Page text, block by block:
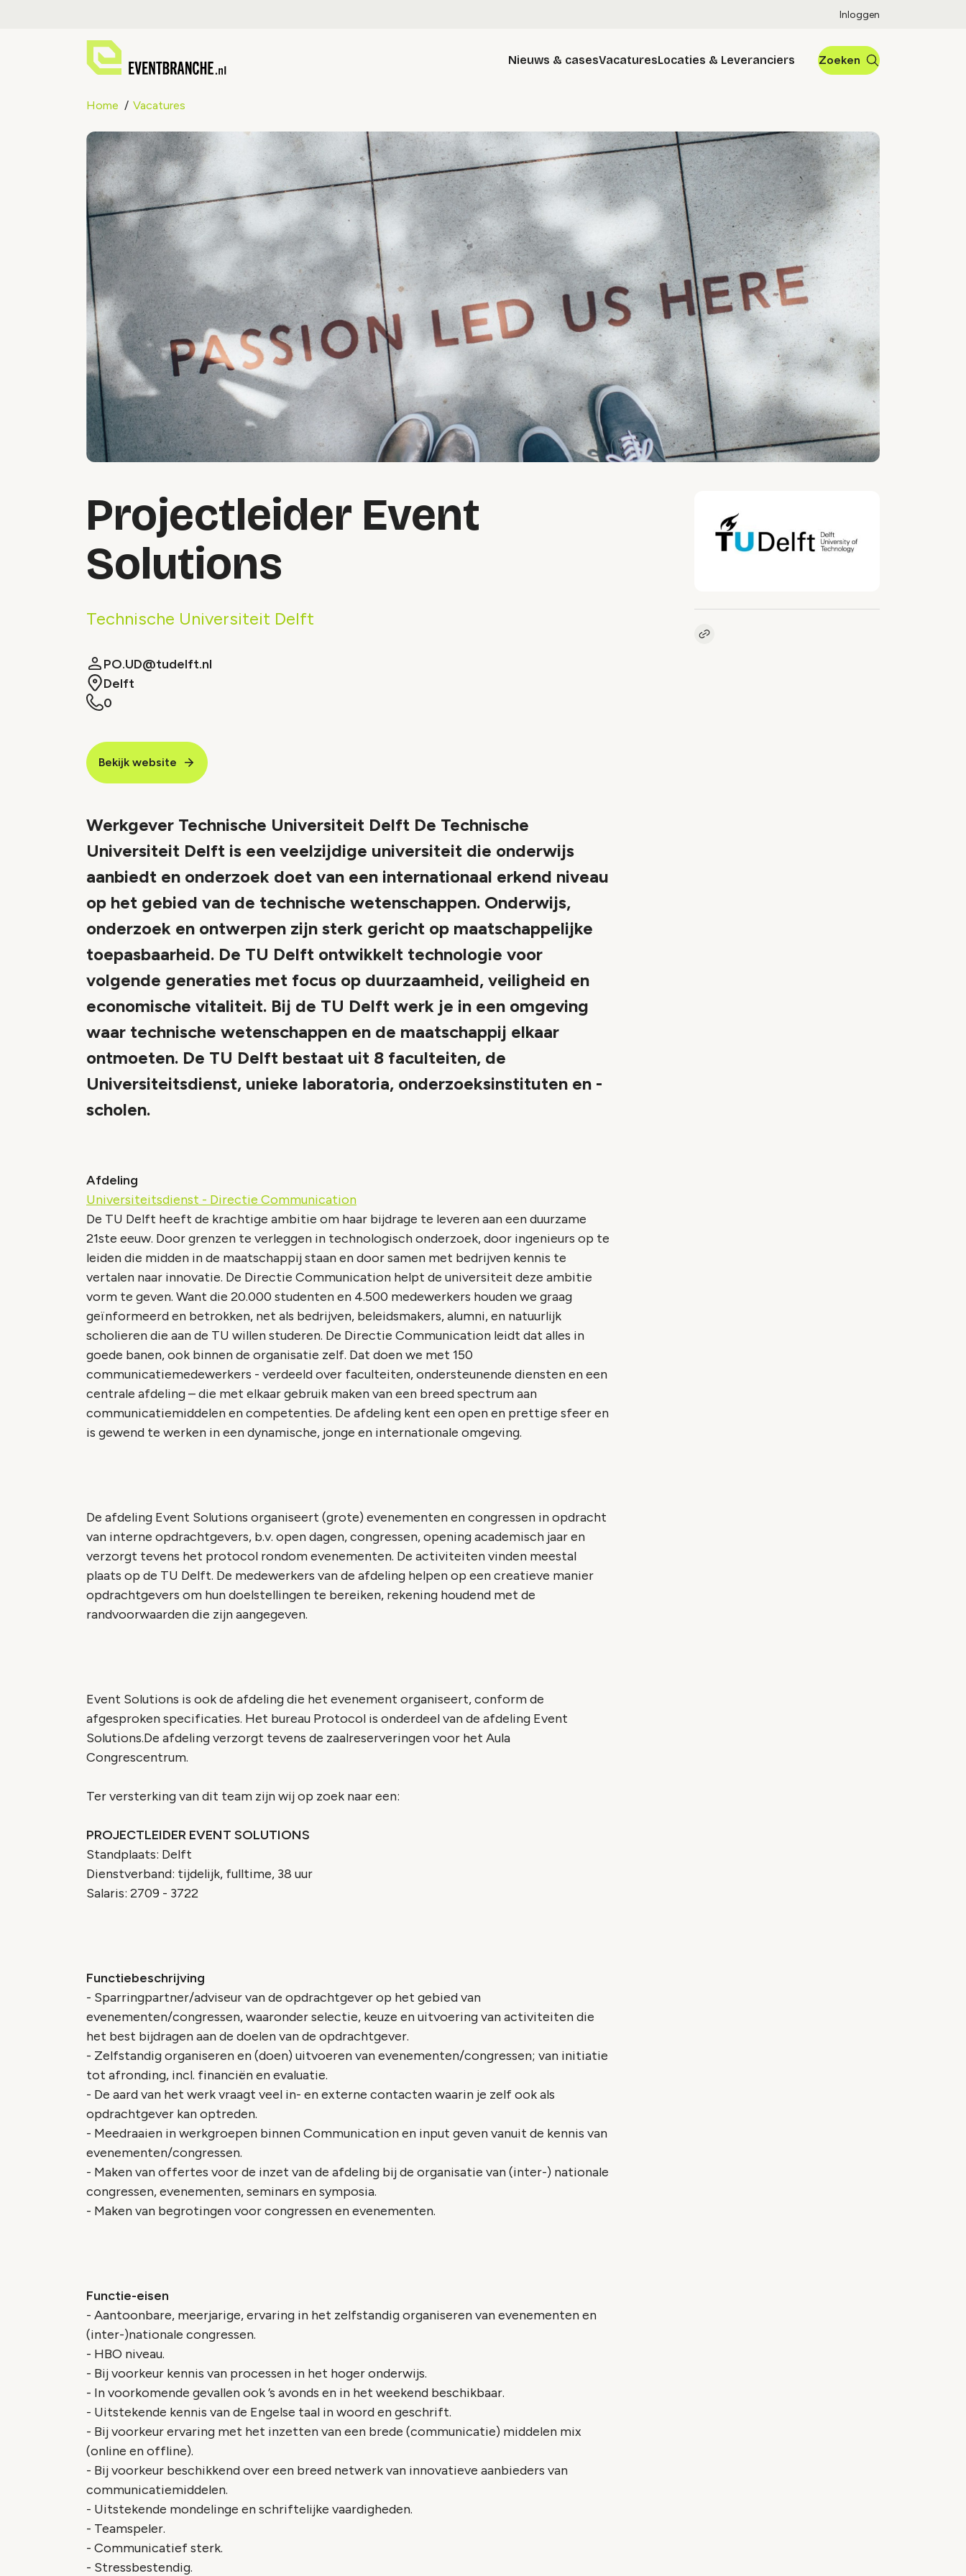
Inloggen
Nieuws & casesVacaturesLocaties & Leveranciers Zoeken
Home Vacatures
Projectleider Event
Solutions
Technische Universiteit Delft
PO.UD@tudelft.nl
Delft
0
Bekijk website
Kopieer link naar vacature
Werkgever Technische Universiteit Delft De Technische
Universiteit Delft is een veelzijdige universiteit die onderwijs
aanbiedt en onderzoek doet van een internationaal erkend niveau
op het gebied van de technische wetenschappen. Onderwijs,
onderzoek en ontwerpen zijn sterk gericht op maatschappelijke
toepasbaarheid. De TU Delft ontwikkelt technologie voor
volgende generaties met focus op duurzaamheid, veiligheid en
economische vitaliteit. Bij de TU Delft werk je in een omgeving
waar technische wetenschappen en de maatschappij elkaar
ontmoeten. De TU Delft bestaat uit 8 faculteiten, de
Universiteitsdienst, unieke laboratoria, onderzoeksinstituten en -
scholen.
Afdeling
Universiteitsdienst - Directie Communication
De TU Delft heeft de krachtige ambitie om haar bijdrage te leveren aan een duurzame
21ste eeuw. Door grenzen te verleggen in technologisch onderzoek, door ingenieurs op te
leiden die midden in de maatschappij staan en door samen met bedrijven kennis te
vertalen naar innovatie. De Directie Communication helpt de universiteit deze ambitie
vorm te geven. Want die 20.000 studenten en 4.500 medewerkers houden we graag
geïnformeerd en betrokken, net als bedrijven, beleidsmakers, alumni, en natuurlijk
scholieren die aan de TU willen studeren. De Directie Communication leidt dat alles in
goede banen, ook binnen de organisatie zelf. Dat doen we met 150
communicatiemedewerkers - verdeeld over faculteiten, ondersteunende diensten en een
centrale afdeling – die met elkaar gebruik maken van een breed spectrum aan
communicatiemiddelen en competenties. De afdeling kent een open en prettige sfeer en
is gewend te werken in een dynamische, jonge en internationale omgeving.
De afdeling Event Solutions organiseert (grote) evenementen en congressen in opdracht
van interne opdrachtgevers, b.v. open dagen, congressen, opening academisch jaar en
verzorgt tevens het protocol rondom evenementen. De activiteiten vinden meestal
plaats op de TU Delft. De medewerkers van de afdeling helpen op een creatieve manier
opdrachtgevers om hun doelstellingen te bereiken, rekening houdend met de
randvoorwaarden die zijn aangegeven.
Event Solutions is ook de afdeling die het evenement organiseert, conform de
afgesproken specificaties. Het bureau Protocol is onderdeel van de afdeling Event
Solutions.De afdeling verzorgt tevens de zaalreserveringen voor het Aula
Congrescentrum.
Ter versterking van dit team zijn wij op zoek naar een:
PROJECTLEIDER EVENT SOLUTIONS
Standplaats: Delft
Dienstverband: tijdelijk, fulltime, 38 uur
Salaris: 2709 - 3722
Functiebeschrijving
- Sparringpartner/adviseur van de opdrachtgever op het gebied van
evenementen/congressen, waaronder selectie, keuze en uitvoering van activiteiten die
het best bijdragen aan de doelen van de opdrachtgever.
- Zelfstandig organiseren en (doen) uitvoeren van evenementen/congressen; van initiatie
tot afronding, incl. financiën en evaluatie.
- De aard van het werk vraagt veel in- en externe contacten waarin je zelf ook als
opdrachtgever kan optreden.
- Meedraaien in werkgroepen binnen Communication en input geven vanuit de kennis van
evenementen/congressen.
- Maken van offertes voor de inzet van de afdeling bij de organisatie van (inter-) nationale
congressen, evenementen, seminars en symposia.
- Maken van begrotingen voor congressen en evenementen.
Functie-eisen
- Aantoonbare, meerjarige, ervaring in het zelfstandig organiseren van evenementen en
(inter-)nationale congressen.
- HBO niveau.
- Bij voorkeur kennis van processen in het hoger onderwijs.
- In voorkomende gevallen ook ’s avonds en in het weekend beschikbaar.
- Uitstekende kennis van de Engelse taal in woord en geschrift.
- Bij voorkeur ervaring met het inzetten van een brede (communicatie) middelen mix
(online en offline).
- Bij voorkeur beschikkend over een breed netwerk van innovatieve aanbieders van
communicatiemiddelen.
- Uitstekende mondelinge en schriftelijke vaardigheden.
- Teamspeler.
- Communicatief sterk.
- Stressbestendig.